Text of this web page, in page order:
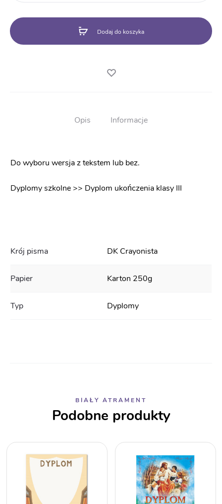
ukończenia
klasy
BN2
Dodaj do koszyka
Opis Informacje
Do wyboru wersja z tekstem lub bez.
Dyplomy szkolne >> Dyplom ukończenia klasy III
Krój pisma DK Crayonista
Papier Karton 250g
Typ Dyplomy
BIAŁY ATRAMENT
Podobne produkty